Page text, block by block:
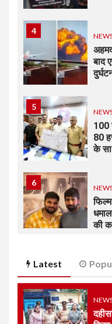
4
बाद
5
100
80
के
6
की
43
Latest